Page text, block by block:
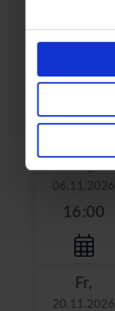
Fr,
Fr,
06.11.2026
16:00
Fr,
20.11.2026